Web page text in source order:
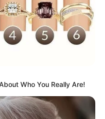
datas! Dia dos pais,
junina são ótimas
Who You Really Are!